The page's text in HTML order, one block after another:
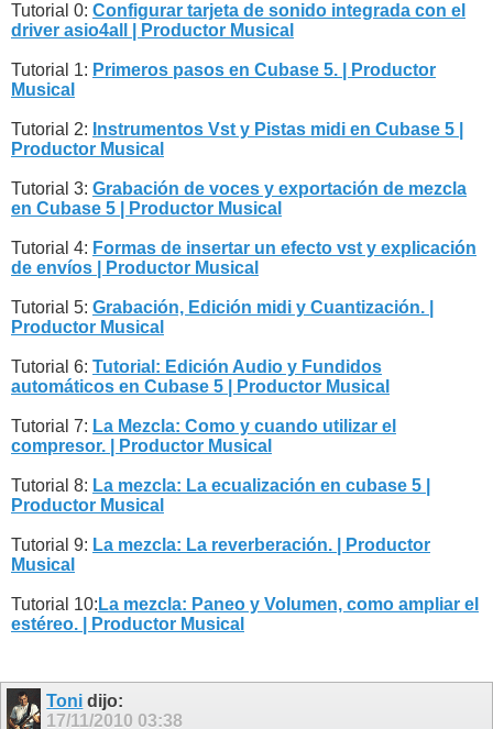
Tutorial 0: Configurar tarjeta de sonido integrada con el
driver asio4all | Productor Musical
Tutorial 1: Primeros pasos en Cubase 5. | Productor
Musical
Tutorial 2: Instrumentos Vst y Pistas midi en Cubase 5 |
Productor Musical
Tutorial 3: Grabación de voces y exportación de mezcla
en Cubase 5 | Productor Musical
Tutorial 4: Formas de insertar un efecto vst y explicación
de envíos | Productor Musical
Tutorial 5: Grabación, Edición midi y Cuantización. |
Productor Musical
Tutorial 6: Tutorial: Edición Audio y Fundidos
automáticos en Cubase 5 | Productor Musical
Tutorial 7: La Mezcla: Como y cuando utilizar el
compresor. | Productor Musical
Tutorial 8: La mezcla: La ecualización en cubase 5 |
Productor Musical
Tutorial 9: La mezcla: La reverberación. | Productor
Musical
Tutorial 10: La mezcla: Paneo y Volumen, como ampliar el
estéreo. | Productor Musical
Toni dijo:
17/11/2010 03:38